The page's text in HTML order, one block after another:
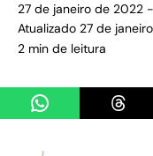
27 de janeiro de 2022
Atualizado 27 de
2 min de leitura
Share on WhatsApp